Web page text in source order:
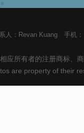
人：Revan Kuang 手机
应所有者的注册商标、
are property of their